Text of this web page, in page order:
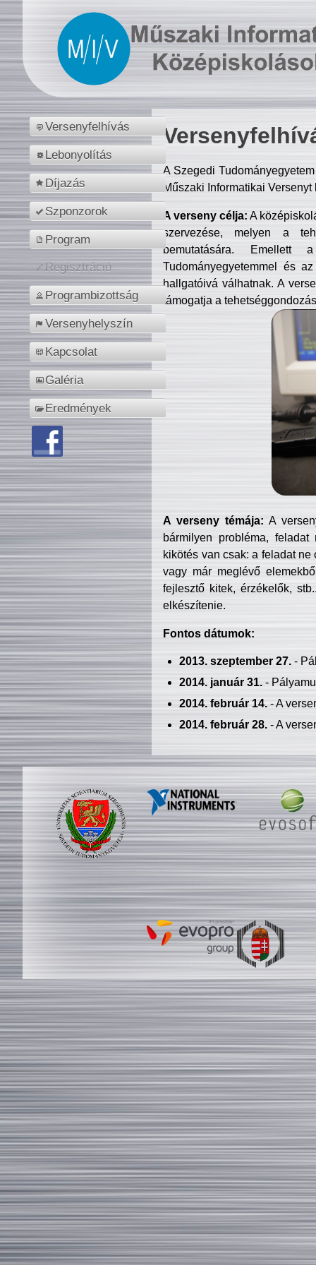
Versenyfelhívás
Lebonyolítás
Díjazás
Szponzorok
Program
Regisztráció
Programbizottság
Versenyhelyszín
Kapcsolat
Galéria
Eredmények
A Szegedi
Műszaki Informatikai
A verseny célja: A
szervezése, melyen a
bemutatására. Emellett
Tudományegyetemmel és
hallgatóivá válhatnak. A
támogatja a
A verseny témája: A
bármilyen probléma, feladat
kikötés van csak: a feladat
vagy már meglévő
fejlesztő kitek, érzékelők,
elkészítenie.
Fontos dátumok:
2013. szeptember 27.-
2014. január 31.-
2014. február 14.- A
2014. február 28.- A